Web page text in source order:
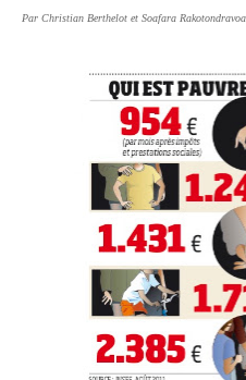
Unknown-Jul 01 2026
Unknown-Jun 27 2026
Pays du Golfe :
Unknown-Jun 22 2026
Neutralité carbone :
Unknown-
Jun 18 2026
Rendez-vous golfique
Jun 11 2026
Course à l'IA : Meta
Unknown-Jun 06 2026
Banques centrales :
Unknown-Jun 02 2026
VTC : Yango Group
Unknown-May 22 2026
Par Christian Berthelot et Soafara